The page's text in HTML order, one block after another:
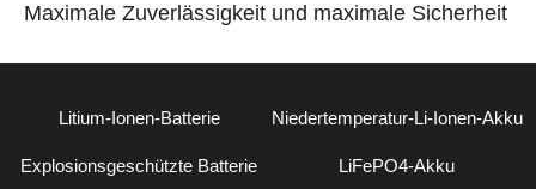
Maximale Zuverlässigkeit und maximale Sicherheit
Litium-Ionen-Batterie Niedertemperatur-Li-Ionen-Akku
Explosionsgeschützte Batterie LiFePO4-Akku